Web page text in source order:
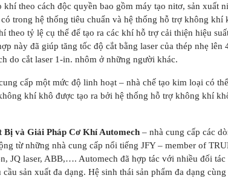
theo cách độc quyền bao gồm máy tạo nitơ, sản xuất
trong hệ thống tiêu chuẩn và hệ thống hỗ trợ không khí
theo tỷ lệ cụ thể để tạo ra các khí hỗ trợ cải thiện hiệu
này đã giúp tăng tốc độ cắt bằng laser của thép nhẹ
do cắt laser 1-in. nhôm ở những người khác.
cấp một mức độ linh hoạt – nhà chế tạo kim loại có
khí khô được tạo ra bởi hệ thống hỗ trợ không khí
Bị và Giải Pháp Cơ Khí Automech– nhà cung cấp các
từ những nhà cung cấp nổi tiếng JFY – member of
JQ laser, ABB,…. Automech đã hợp tác với nhiều đối
sản xuất đa dạng. Hệ sinh thái sản phẩm đa dạng